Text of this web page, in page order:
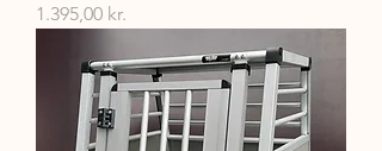
Pris
1.395,00 kr.